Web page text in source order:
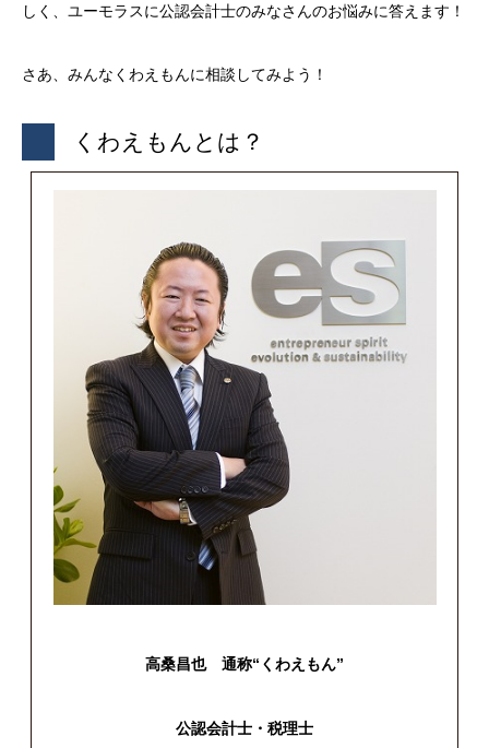
しく、ユーモラスに公認会計士のみなさんのお悩みに答えます！
さあ、みんなくわえもんに相談してみよう！
くわえもんとは？
高桑昌也 通称“くわえもん”
公認会計士・税理士